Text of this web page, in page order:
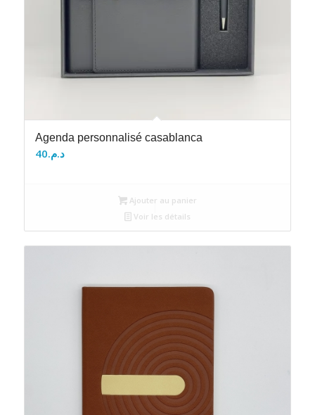
Agenda personnalisé casablanca
د.م.40
Ajouter au panier
Voir les détails